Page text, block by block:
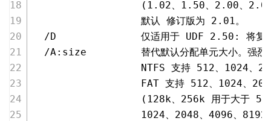
                  (
1.02、 1.50、 2.00、
                  默认 修订版为
2.01。
  /D              仅适用于 UDF
2.50 : 将复
/A:size         替代默认分配单元大小。强烈
                  NTFS 支持
512、 1024、
                  FAT 支持
512、 1024、
                  (
128k、 256k 用于大于
1024、 2048、 4096、 8192